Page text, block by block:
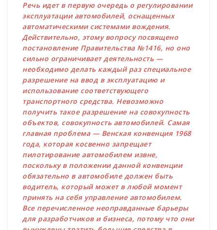
Речь идет в первую очередь о регулировании
эксплуатации автомобилей, оснащенных
автоматическими системами вождения.
Действительно, этому вопросу посвящено
постановление Правительства №1416, но оно
сильно ограничивает деятельность —
необходимо делать каждый раз специальное
разрешение на ввод в эксплуатацию и
использование соответствующего
транспортного средства. Невозможно
получить такое разрешение на совокупность
объектов, совокупность автомобилей. Самая
главная проблема — Венская конвенция 1968
года, которая косвенно запрещает
пилотирование автомобилем извне,
поскольку в положении данной конвенции
обязательно в автомобиле должен быть
водитель, который может в любой момент
принять на себя управление автомобилем.
Все перечисленное неоправданные барьеры
для разработчиков и бизнеса, потому что они